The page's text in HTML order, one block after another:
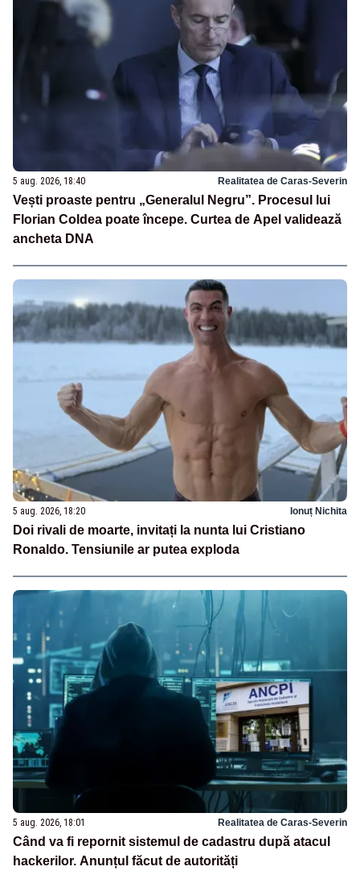
5 aug. 2026, 18:40 Realitatea de Caras-Severin
Vești proaste pentru „Generalul Negru”. Procesul lui
Florian Coldea poate începe. Curtea de Apel validează
ancheta DNA
5 aug. 2026, 18:20 Ionuț Nichita
Doi rivali de moarte, invitați la nunta lui Cristiano
Ronaldo. Tensiunile ar putea exploda
5 aug. 2026, 18:01 Realitatea de Caras-Severin
Când va fi repornit sistemul de cadastru după atacul
hackerilor. Anunțul făcut de autorități